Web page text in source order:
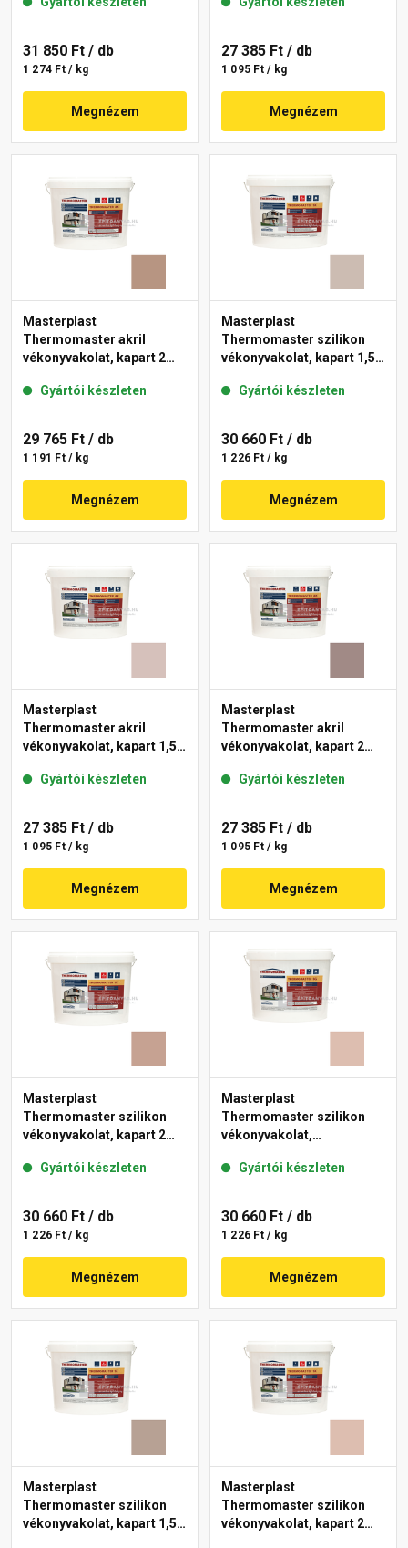
31 850 Ft / db
1 274 Ft / kg
Megnézem
27 385 Ft / db
1 095 Ft / kg
Megnézem
Masterplast
Thermomaster akril
vékonyvakolat, kapart 2
Gyártói készleten
29 765 Ft / db
1 191 Ft / kg
Megnézem
Masterplast
Thermomaster szilikon
vékonyvakolat, kapart 1,5
Gyártói készleten
30 660 Ft / db
1 226 Ft / kg
Megnézem
Masterplast
Thermomaster akril
vékonyvakolat, kapart 1,5
Gyártói készleten
27 385 Ft / db
1 095 Ft / kg
Megnézem
Masterplast
Thermomaster akril
vékonyvakolat, kapart 2
Gyártói készleten
27 385 Ft / db
1 095 Ft / kg
Megnézem
Masterplast
Thermomaster szilikon
vékonyvakolat, kapart 2
Gyártói készleten
30 660 Ft / db
1 226 Ft / kg
Megnézem
Masterplast
Thermomaster szilikon
vékonyvakolat,
13-D 25 kg
Gyártói készleten
30 660 Ft / db
1 226 Ft / kg
Megnézem
Masterplast
Thermomaster szilikon
vékonyvakolat, kapart 1,5
Masterplast
Thermomaster szilikon
vékonyvakolat, kapart 2